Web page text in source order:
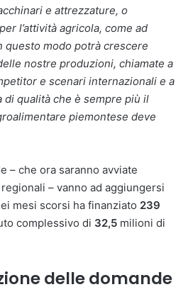
e attrezzature, o
l’attività agricola, come ad
questo modo potrà crescere
nostre produzioni, chiamate a
e scenari internazionali e a
di qualità che è sempre più il
piemontese deve
– che ora saranno avviate
– vanno ad aggiungersi
mesi scorsi ha finanziato 239
complessivo di 32,5 milioni di
delle domande